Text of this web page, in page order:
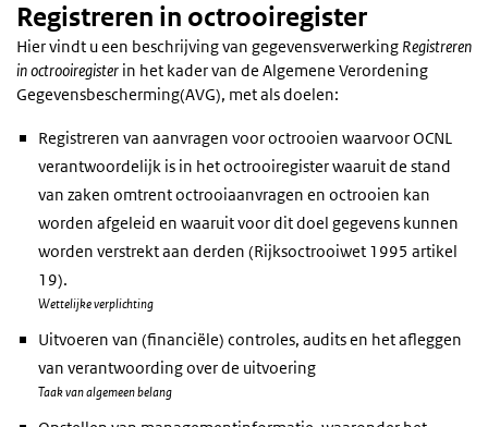
Registreren in octrooiregister
Hier vindt u een beschrijving van gegevensverwerking Registreren
in octrooiregister in het kader van de Algemene Verordening
Gegevensbescherming(AVG), met als doelen:
Registreren van aanvragen voor octrooien waarvoor OCNL
verantwoordelijk is in het octrooiregister waaruit de stand
van zaken omtrent octrooiaanvragen en octrooien kan
worden afgeleid en waaruit voor dit doel gegevens kunnen
worden verstrekt aan derden (Rijksoctrooiwet 1995 artikel
19).
Wettelijke verplichting
Uitvoeren van (financiële) controles, audits en het afleggen
van verantwoording over de uitvoering
Taak van algemeen belang